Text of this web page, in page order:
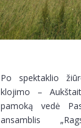
Po spektaklio
klojimo –
pamoką vedė
ansamblis